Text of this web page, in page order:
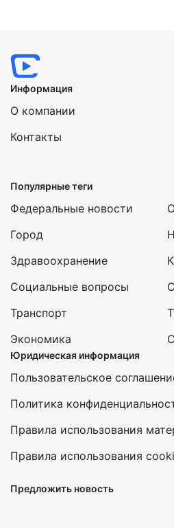
Информация
О компании
Контакты
Популярные теги
Федеральные новости
Город
Здравоохранение
Социальные вопросы
Транспорт
Экономика
Юридическая информация
Пользовательское
Политика
Правила использования
Правила использования
Предложить новость